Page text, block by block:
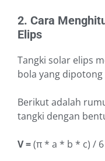
2. Cara
Elips
Tangki solar elips
bola yang dipotong
Berikut adalah
tangki dengan
V =(π * a * b * c) / 6